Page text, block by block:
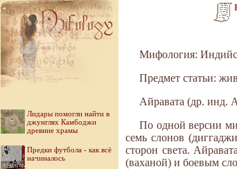
Лидары помогли найти в
джунглях Камбоджи
древние храмы
Предки футбола - как всё
начиналось
Мифология:
Предмет статьи:
Айравата (др. инд.
По одной версии
семь слонов
сторон света.
(ваханой) и боевым